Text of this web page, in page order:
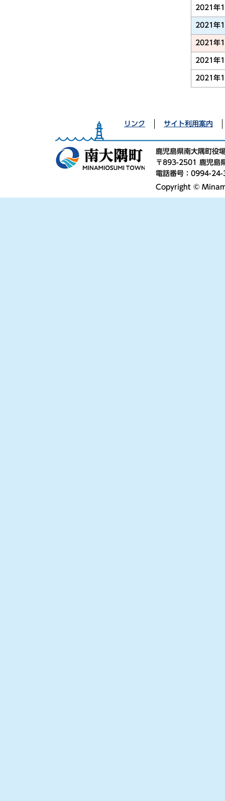
2021年
2021年
2021年
2021年
2021年
リンク サイト利用案内
鹿児島県南大隅町役
〒893-2501 鹿児島
電話番号：0994-
Copyright ©